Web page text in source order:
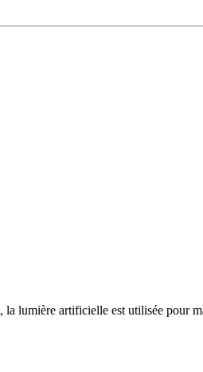
lumière artificielle est utilisée pour